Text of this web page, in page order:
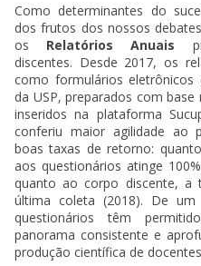
Como determinantes do
dos frutos dos nossos
os Relatórios Anuais
discentes. Desde 2017, os
como formulários eletrônicos
da USP, preparados com
inseridos na plataforma
conferiu maior agilidade ao
boas taxas de retorno:
aos questionários atinge
quanto ao corpo discente,
última coleta (2018). De
questionários têm
panorama consistente e
produção científica de